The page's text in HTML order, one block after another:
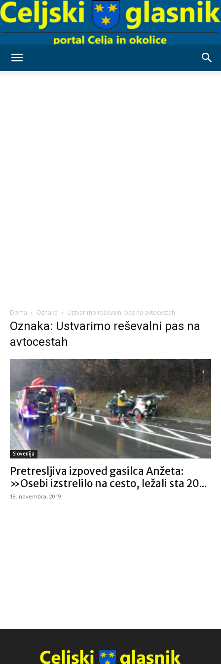
Doma Oznake Ustvarimo reševalni pas na avtocestah
Oznaka: Ustvarimo reševalni pas na
avtocestah
Slovenija
Pretresljiva izpoved gasilca Anžeta:
»Osebi izstrelilo na cesto, ležali sta 20...
18. novembra, 2019